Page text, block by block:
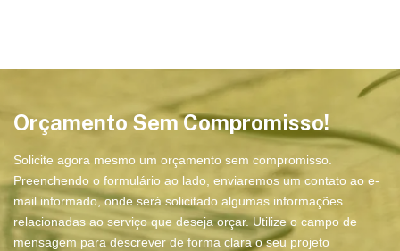
Orçamento Sem Compromisso!
Solicite agora mesmo um orçamento sem compromisso.
Preenchendo o formulário ao lado, enviaremos um contato ao e-
mail informado, onde será solicitado algumas informações
relacionadas ao serviço que deseja orçar. Utilize o campo de
mensagem para descrever de forma clara o seu projeto